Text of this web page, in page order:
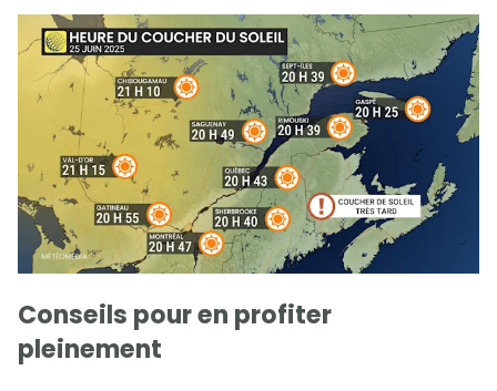
Conseils pour en profiter
pleinement